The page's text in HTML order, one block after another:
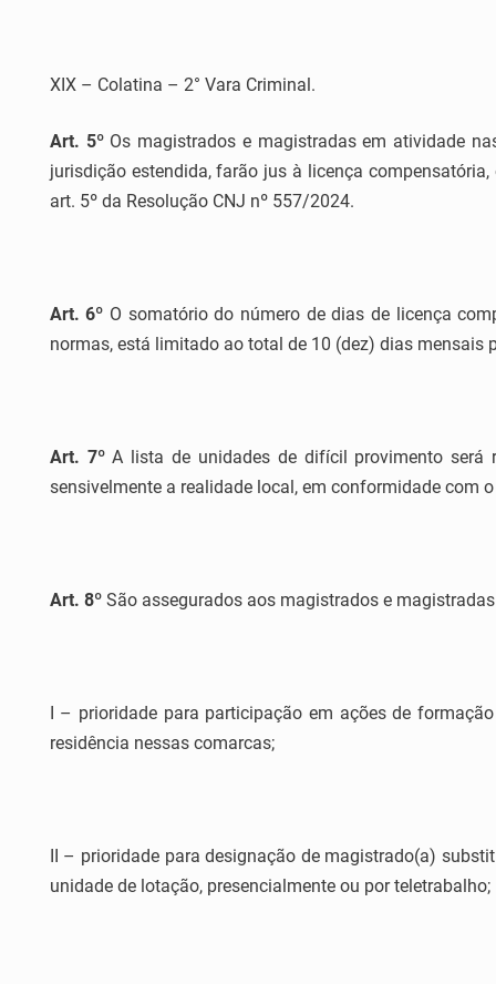
XIX – Colatina – 2° Vara Criminal.
Art. 5ºOs magistrados e magistradas em atividade
jurisdição estendida, farão jus à licença
art. 5º da Resolução CNJ nº 557/2024.
Art. 6º O somatório do número de dias de licença
normas, está limitado ao total de 10 (dez) dias mensais
Art. 7ºA lista de unidades de difícil provimento será
sensivelmente a realidade local, em conformidade com
Art. 8ºSão assegurados aos magistrados e
I – prioridade para participação em ações de
residência nessas comarcas;
II – prioridade para designação de magistrado(a)
unidade de lotação, presencialmente ou por teletrabalho;